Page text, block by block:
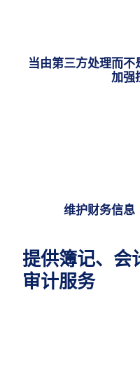
当由第三方处理而不
加强
维护财务信息
提供簿记、会
审计服务